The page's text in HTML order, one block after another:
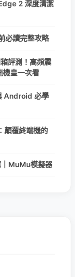
2 深度清潔
必讀完整攻略
評測！高頻震
皇一次看
Android 必學
顛覆終端機的
MuMu模擬器